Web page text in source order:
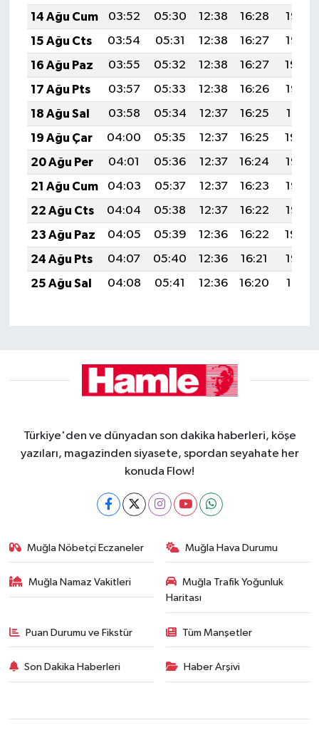
14 Ağu Cum
03:52 05:30 12:38 16:28
19:37
15 Ağu Cts
03:54 05:31 12:38 16:27
19:35
16 Ağu Paz
03:55 05:32 12:38 16:27
19:34
17 Ağu Pts
03:57 05:33 12:38 16:26
19:32
18 Ağu Sal
03:58 05:34 12:37 16:25
19:31
19 Ağu Çar
04:00 05:35 12:37 16:25
19:30
20 Ağu Per
04:01 05:36 12:37 16:24
19:28
21 Ağu Cum
04:03 05:37 12:37 16:23
19:27
22 Ağu Cts
04:04 05:38 12:37 16:22
19:25
23 Ağu Paz
04:05 05:39 12:36 16:22
19:24
24 Ağu Pts
04:07 05:40 12:36 16:21
19:22
25 Ağu Sal
04:08 05:41 12:36 16:20 19:21
Türkiye'den ve dünyadan son dakika haberleri, köşe
yazıları, magazinden siyasete, spordan seyahate her
konuda Flow!
Muğla Nöbetçi Eczaneler Muğla Hava Durumu
Muğla Namaz Vakitleri
Muğla Trafik Yoğunluk
Haritası
Puan Durumu ve Fikstür Tüm Manşetler
Son Dakika Haberleri Haber Arşivi